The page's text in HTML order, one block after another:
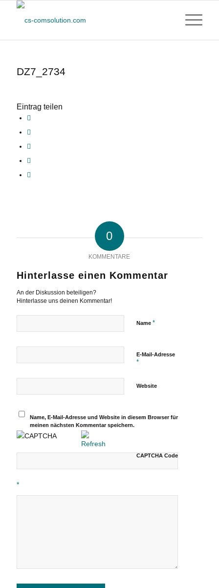
DZ7_2734
Eintrag teilen
0
KOMMENTARE
Hinterlasse einen Kommentar
An der Diskussion beteiligen?
Hinterlasse uns deinen Kommentar!
Name *
E-Mail-Adresse
*
Website
Name, E-Mail-Adresse und Website in diesem Browser für
meinen nächsten Kommentar speichern.
CAPTCHA Code
*